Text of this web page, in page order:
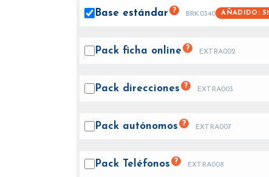
Base estándar ? BRK0340 AÑADIDO:
Pack ficha online ? EXTRA002
Pack direcciones ? EXTRA003
Pack autónomos ? EXTRA007
Pack Teléfonos ? EXTRA008